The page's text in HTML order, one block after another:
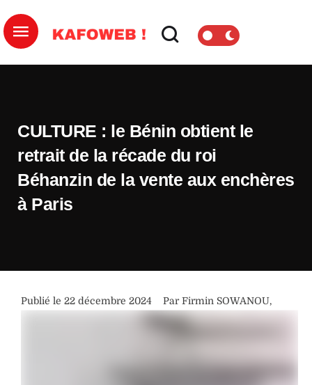
CULTURE : le Bénin obtient le
retrait de la récade du roi
Béhanzin de la vente aux enchères
à Paris
Publié le 22 décembre 2024 Par Firmin SOWANOU,